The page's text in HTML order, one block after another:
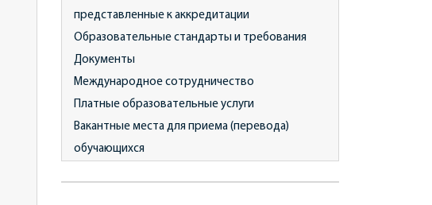
представленные к аккредитации
Образовательные стандарты и требования
Документы
Международное сотрудничество
Платные образовательные услуги
Вакантные места для приема (перевода)
обучающихся